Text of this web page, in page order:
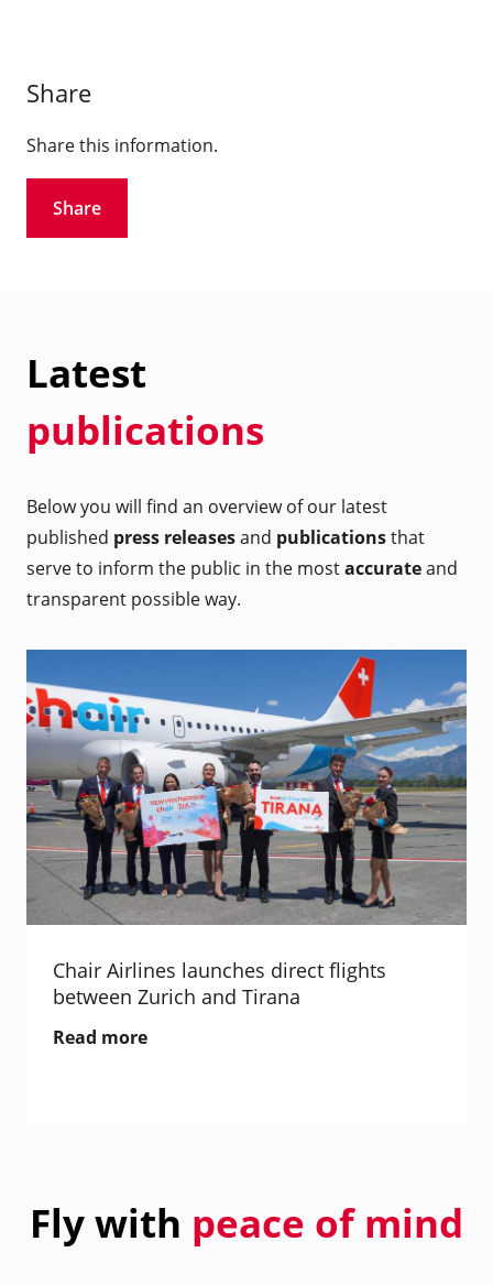
Share
Share this information.
Share
Latest
publications
Below you will find an overview of our latest
published press releasesand publicationsthat
serve to inform the public in the mostaccurateand
transparent possible way.
Chair Airlines launches direct flights
between Zurich and Tirana
Read more
Fly with peace of mind